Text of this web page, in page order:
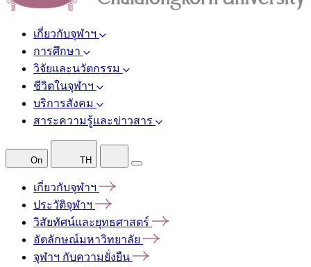
เกี่ยวกับจุฬาฯ
การศึกษา
วิจัยและนวัตกรรม
ชีวิตในจุฬาฯ
บริการสังคม
สาระความรู้และข่าวสาร
On TH
เกี่ยวกับจุฬาฯ
ประวัติจุฬาฯ
วิสัยทัศน์และยุทธศาสตร์
อัตลักษณ์มหาวิทยาลัย
จุฬาฯ กับความยั่งยืน